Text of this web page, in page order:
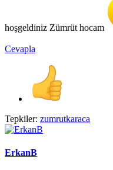
hoşgeldiniz Zümrüt hocam
Cevapla
Tepkiler: zumrutkaraca
ErkanB